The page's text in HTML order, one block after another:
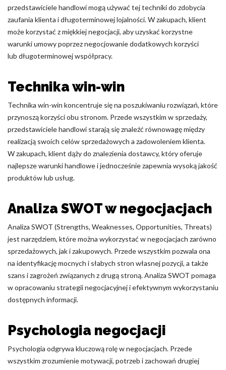
przedstawiciele handlowi mogą używać tej techniki do zdobycia
zaufania klienta i długoterminowej lojalności. W zakupach, klient
może korzystać z miękkiej negocjacji, aby uzyskać korzystne
warunki umowy poprzez negocjowanie dodatkowych korzyści
lub długoterminowej współpracy.
Technika win-win
Technika win-win koncentruje się na poszukiwaniu rozwiązań, które
przynoszą korzyści obu stronom. Przede wszystkim w sprzedaży,
przedstawiciele handlowi starają się znaleźć równowagę między
realizacją swoich celów sprzedażowych a zadowoleniem klienta.
W zakupach, klient dąży do znalezienia dostawcy, który oferuje
najlepsze warunki handlowe i jednocześnie zapewnia wysoką jakość
produktów lub usług.
Analiza SWOT w negocjacjach
Analiza SWOT (Strengths, Weaknesses, Opportunities, Threats)
jest narzędziem, które można wykorzystać w negocjacjach zarówno
sprzedażowych, jak i zakupowych. Przede wszystkim pozwala ona
na identyfikację mocnych i słabych stron własnej pozycji, a także
szans i zagrożeń związanych z drugą stroną. Analiza SWOT pomaga
w opracowaniu strategii negocjacyjnej i efektywnym wykorzystaniu
dostępnych informacji.
Psychologia negocjacji
Psychologia odgrywa kluczową rolę w negocjacjach. Przede
wszystkim zrozumienie motywacji, potrzeb i zachowań drugiej